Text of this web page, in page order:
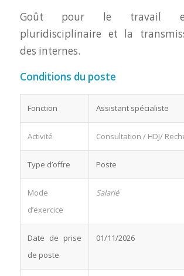
Goût pour le travail
pluridisciplinaire et la
des internes.
Conditions du poste
Fonction Assistant spécialiste
Activité Consultation / HDJ/
Type d’offre Poste
Mode
d’exercice
Salarié
Date de prise
de poste
01/11/2026